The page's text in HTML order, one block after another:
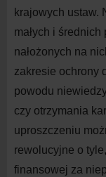
krajowych ustaw.
małych i
nałożonych na
zakresie ochrony
powodu
czy otrzymania
uproszczeniu
rewolucyjne o
finansowej za